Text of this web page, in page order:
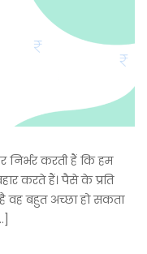
करती हैं कि हम
करते हैं। पैसे के प्रति
है वह बहुत अच्छा हो सकता